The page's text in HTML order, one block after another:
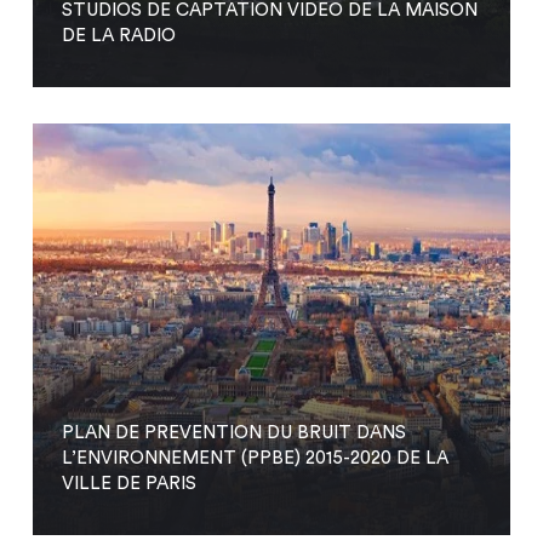
STUDIOS DE CAPTATION VIDEO DE LA MAISON
DE LA RADIO
PLAN DE PREVENTION DU BRUIT DANS
L’ENVIRONNEMENT (PPBE) 2015-2020 DE LA
VILLE DE PARIS